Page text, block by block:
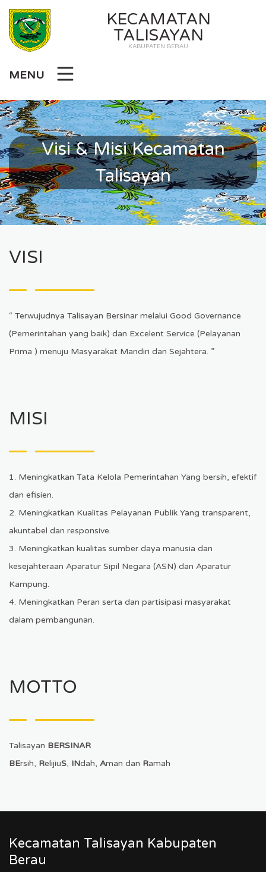
KECAMATAN
TALISAYAN
KABUPATEN BERAU
MENU
Visi & Misi Kecamatan
Talisayan
VISI
“ Terwujudnya Talisayan Bersinar melalui Good Governance
(Pemerintahan yang baik) dan Excelent Service (Pelayanan
Prima ) menuju Masyarakat Mandiri dan Sejahtera. ”
MISI
1. Meningkatkan Tata Kelola Pemerintahan Yang bersih, efektif
dan efisien.
2. Meningkatkan Kualitas Pelayanan Publik Yang transparent,
akuntabel dan responsive.
3. Meningkatkan kualitas sumber daya manusia dan
kesejahteraan Aparatur Sipil Negara (ASN) dan Aparatur
Kampung.
4. Meningkatkan Peran serta dan partisipasi masyarakat
dalam pembangunan.
MOTTO
Talisayan BERSINAR
BErsih, RelijiuS, INdah, Aman dan Ramah
Kecamatan Talisayan Kabupaten
Berau